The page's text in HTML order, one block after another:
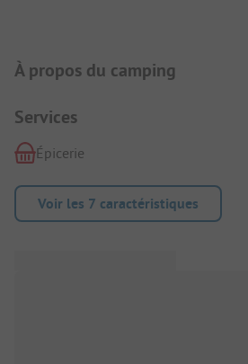
Présentation du camping
À propos du camping
Services
Épicerie
Voir les 7 caractéristiques